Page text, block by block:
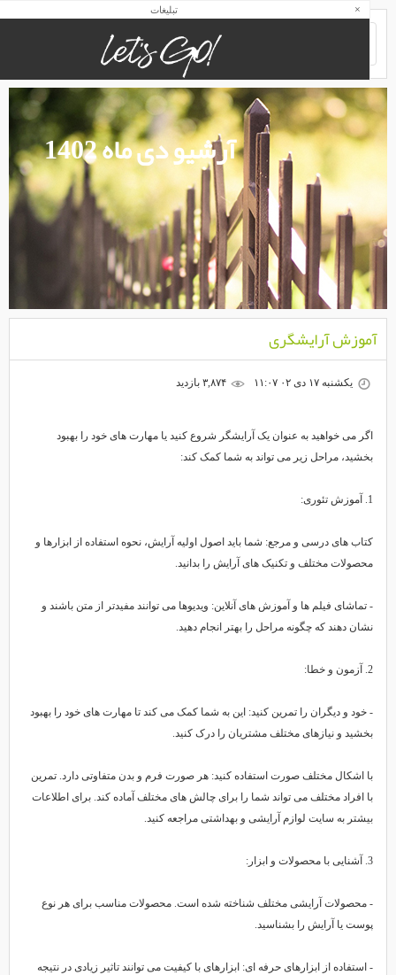
آرشیو دی ماه 1402
آرایشگری
یکشنبه ۱۷ دی ۰۲ ۱۱:۰۷
می خواهید به عنوان یک آرایشگر شروع کنید یا مهارت های خود را بهبود
مراحل زیر می تواند به شما کمک کند:
های درسی و مرجع: شما باید اصول اولیه آرایش، نحوه استفاده از ابزارها و
مختلف و تکنیک های آرایش را بدانید.
تماشای فیلم ها و آموزش های آنلاین: ویدیوها می توانند مفیدتر از متن باشند و
دهند که چگونه مراحل را بهتر انجام دهید.
خود و دیگران را تمرین کنید: این به شما کمک می کند تا مهارت های خود را بهبود
و نیازهای مختلف مشتریان را درک کنید.
اشکال مختلف صورت استفاده کنید: هر صورت فرم و بدن متفاوتی دارد. تمرین
افراد مختلف می تواند شما را برای چالش های مختلف آماده کند. برای اطلاعات
به سایت لوازم آرایشی و بهداشتی مراجعه کنید.
محصولات آرایشی مختلف شناخته شده است. محصولات مناسب برای هر نوع
یا آرایش را بشناسید.
استفاده از ابزارهای حرفه ای: ابزارهای با کیفیت می توانند تاثیر زیادی در نتیجه
تبلیغات ×